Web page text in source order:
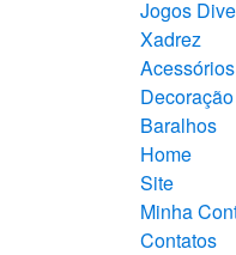
Jogos
Xadrez
Acessórios
Decoração
Baralhos
Home
Site
Minha
Contatos